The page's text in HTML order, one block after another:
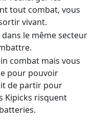
tout combat, vous
vivant.
le même secteur
combat mais vous
pour pouvoir
de partir pour
Kipicks risquent